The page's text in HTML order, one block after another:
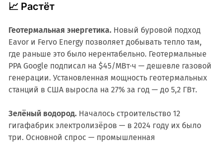
📈 Растёт
Геотермальная энергетика.Новый буровой подход
Eavor и Fervo Energy позволяет добывать тепло там,
где раньше это было нерентабельно. Геотермальные
PPA Google подписал на $45/МВт·ч — дешевле газовой
генерации. Установленная мощность геотермальных
станций в США выросла на 27% за год — до 5,2 ГВт.
Зелёный водород.Началось строительство 12
гигафабрик электролизёров — в 2024 году их было
три. Основной спрос — промышленная